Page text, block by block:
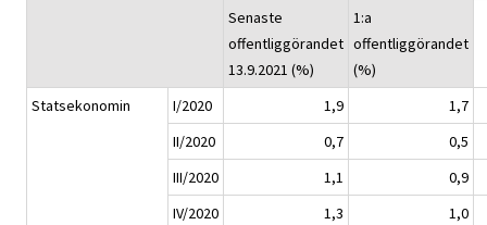
Senaste
offentliggörandet
13.9.2021 (%)
1:a
offentliggörandet
(%)
Statsekonomin
I/2020 1,9
1,7
II/2020
0,7
0,5
III/2020
1,1
0,9
IV/2020
1,3
1,0